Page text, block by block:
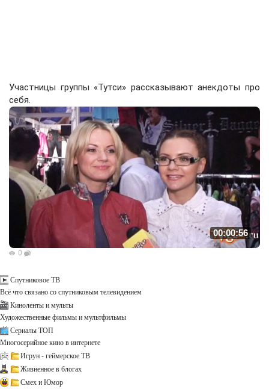
Участницы группы «Тутси» рассказывают анекдоты про
себя.
00:00:56
0
Спутниковое ТВ
Всё что связано со спутниковым телевидением
Киноленты и мульты
Художественные фильмы и мультфильмы
Сериалы ТОП
Многосерийное кино в интернете
Игрун - геймерское ТВ
Жизненное в блогах
Смех и Юмор